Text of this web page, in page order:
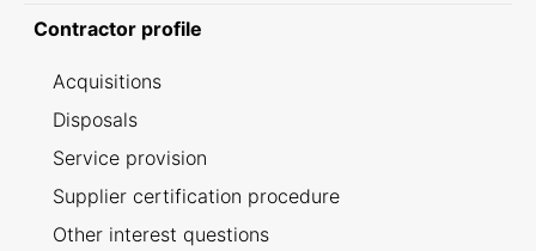
Contractor profile
Acquisitions
Disposals
Service provision
Supplier certification procedure
Other interest questions